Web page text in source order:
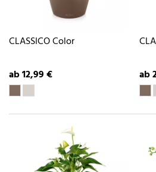
CLASSICO Color
ab 12,99 € ab